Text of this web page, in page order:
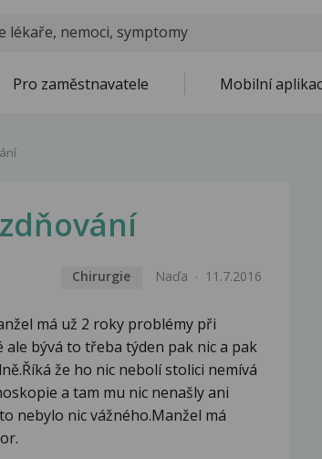
Pro zaměstnavatele Mobilní
Chirurgie Naďa 11.7.2016
má už 2 roky problémy při
bývá to třeba týden pak nic a pak
že ho nic nebolí stolici nemívá
a tam mu nic nenašly ani
nebylo nic vážného.Manžel má